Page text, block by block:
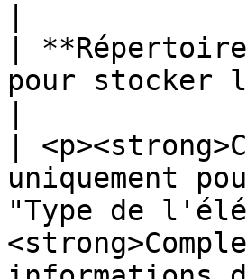
|
pour stocker
|
uniquement
"Type de